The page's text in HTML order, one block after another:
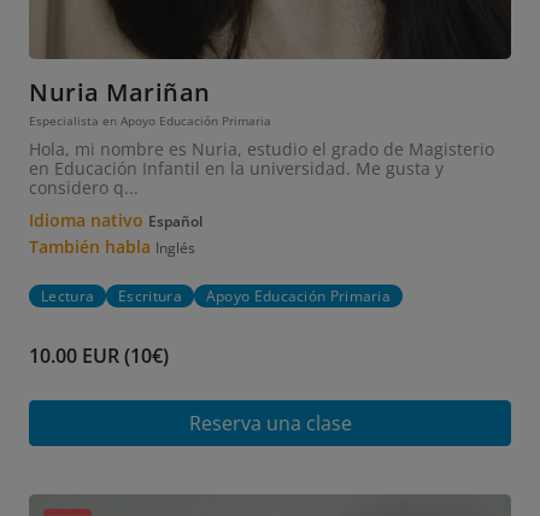
Nuria Mariñan
Especialista en Apoyo Educación Primaria
Hola, mi nombre es Nuria, estudio el grado de Magisterio
en Educación Infantil en la universidad. Me gusta y
considero q...
Idioma nativo Español
También habla Inglés
Lectura Escritura Apoyo Educación Primaria
10.00 EUR (10€)
Reserva una clase